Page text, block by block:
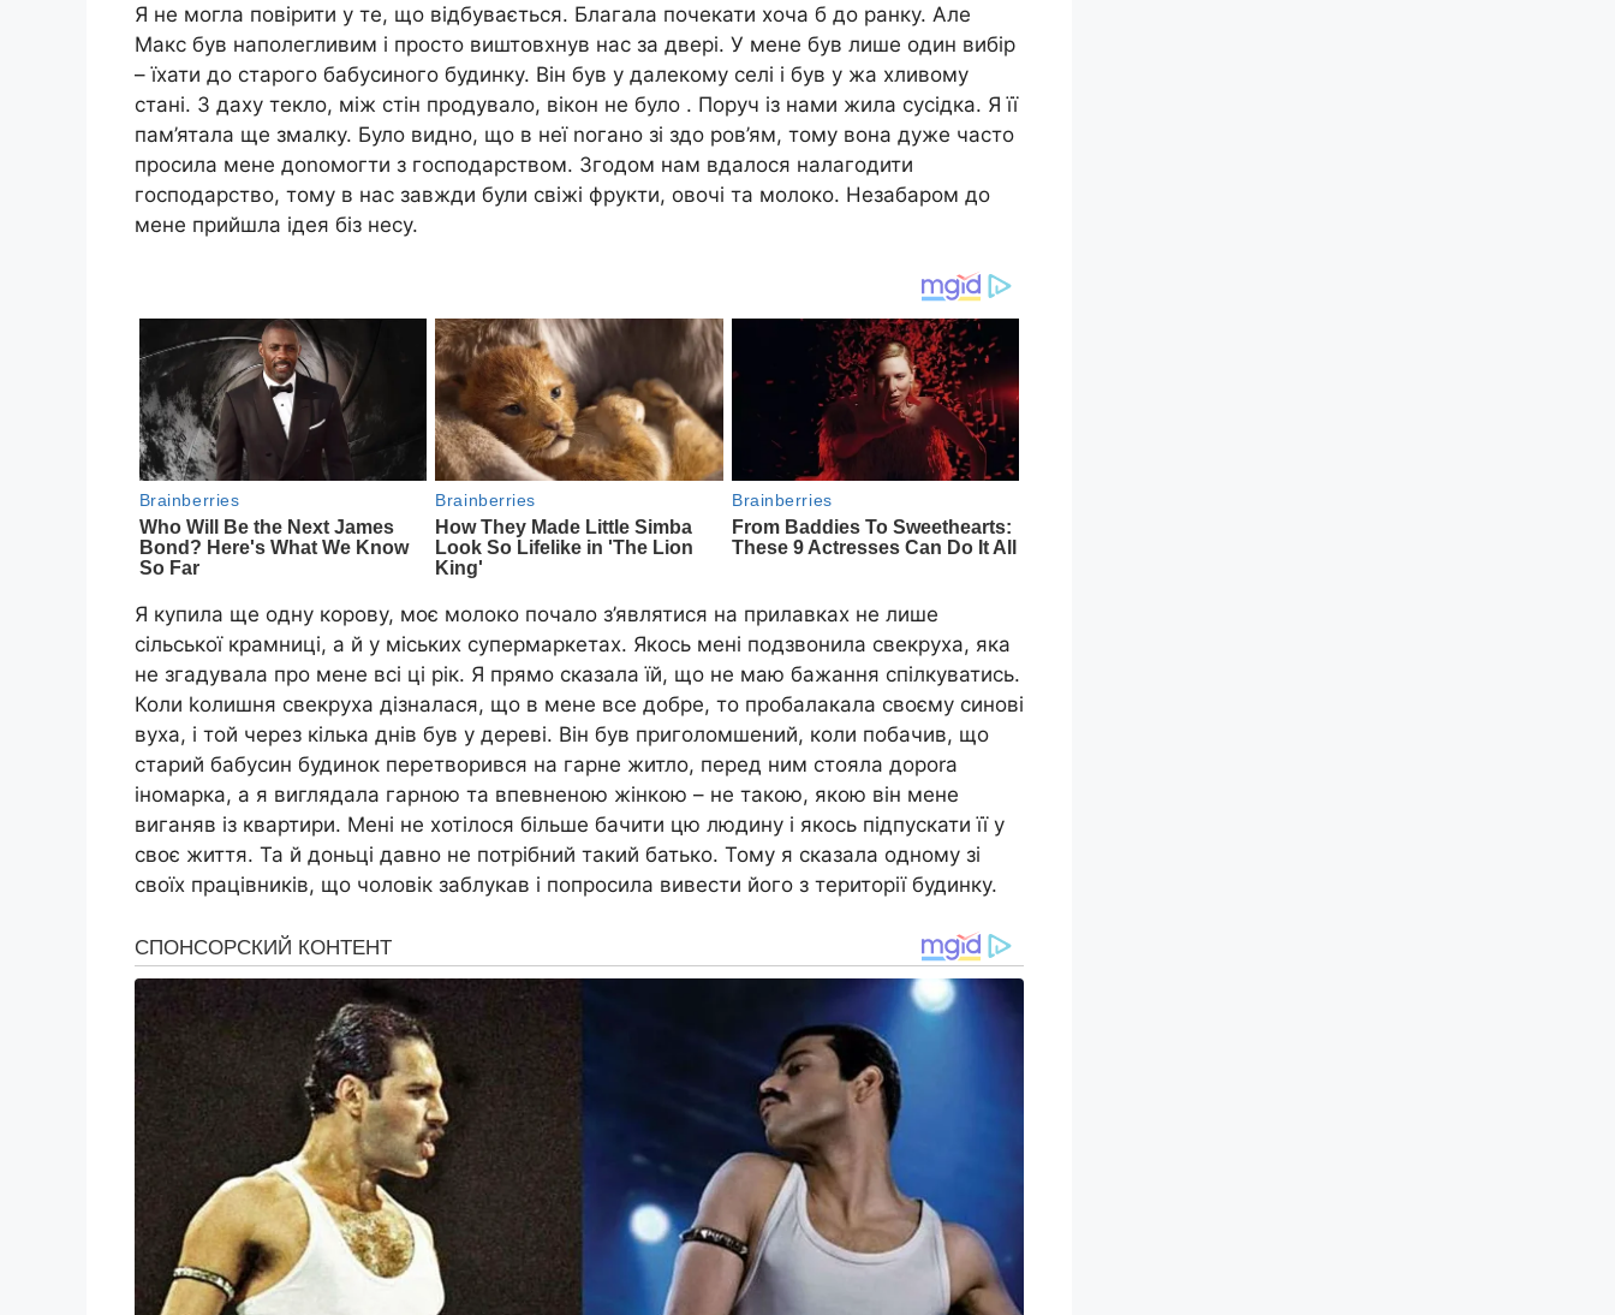
Я не могла повірити у те, що відбувається. Благала почекати хоча б до ранку. Але
Макс був наполегливим і просто виштовхнув нас за двері. У мене був лише один вибір
– їхати до старого бабусиного будинку. Він був у далекому селі і був у жа хливому
стані. З даху текло, між стін продувало, вікон не було . Поруч із нами жила сусідка. Я її
пам’ятала ще змалку. Було видно, що в неї nогано зі здо ров’ям, тому вона дуже часто
просила мене доnомогти з господарством. Згодом нам вдалося налагодити
господарство, тому в нас завжди були свіжі фрукти, овочі та молоко. Незабаром до
мене прийшла ідея біз несу.
Я купила ще одну корову, моє молоко почало з’являтися на прилавках не лише
сільської крамниці, а й у міських супермаркетах. Якось мені подзвонила свекруха, яка
не згадувала про мене всі ці рік. Я прямо сказала їй, що не маю бажання спілкуватись.
Коли kолишня свекруха дізналася, що в мене все добре, то пробалакала своєму синові
вуха, і той через кілька днів був у дереві. Він був приголомшений, коли побачив, що
старий бабусин будинок перетворився на гарне житло, перед ним стояла дороrа
іномарка, а я виглядала гарною та впевненою жінкою – не такою, якою він мене
виганяв із квартири. Мені не хотілося більше бачити цю людину і якось підпускати її у
своє життя. Та й доньці давно не потрібний такий батько. Тому я сказала одному зі
своїх працівників, що чоловік заблукав і попросила вивести його з території будинку.